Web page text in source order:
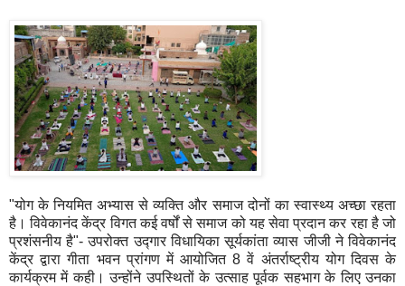
"योग के नियमित अभ्यास से व्यक्ति और समाज दोनों का स्वास्थ्य अच्छा रहता
है। विवेकानंद केंद्र विगत कई वर्षों से समाज को यह सेवा प्रदान कर रहा है जो
प्रशंसनीय है"- उपरोक्त उद्गार विधायिका सूर्यकांता व्यास जीजी ने विवेकानंद
केंद्र द्वारा गीता भवन प्रांगण में आयोजित 8 वें अंतर्राष्ट्रीय योग दिवस के
कार्यक्रम में कही। उन्होंने उपस्थितों के उत्साह पूर्वक सहभाग के लिए उनका